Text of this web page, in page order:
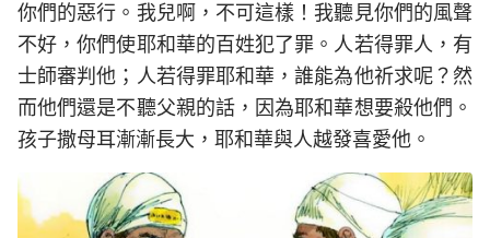
你們的惡行。我兒啊，不可這樣！我聽見你們的風聲
不好，你們使耶和華的百姓犯了罪。人若得罪人，有
士師審判他；人若得罪耶和華，誰能為他祈求呢？然
而他們還是不聽父親的話，因為耶和華想要殺他們。
孩子撒母耳漸漸長大，耶和華與人越發喜愛他。